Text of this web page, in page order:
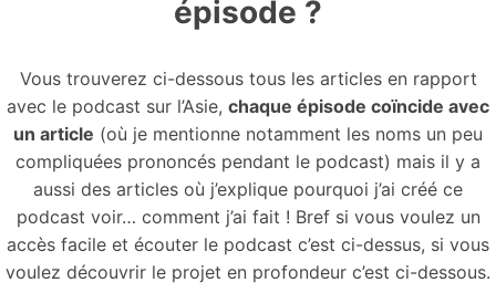
épisode ?
Vous trouverez ci-dessous tous les articles en rapport
avec le podcast sur l’Asie, chaque épisode coïncide avec
un article (où je mentionne notamment les noms un peu
compliquées prononcés pendant le podcast) mais il y a
aussi des articles où j’explique pourquoi j’ai créé ce
podcast voir… comment j’ai fait ! Bref si vous voulez un
accès facile et écouter le podcast c’est ci-dessus, si vous
voulez découvrir le projet en profondeur c’est ci-dessous.